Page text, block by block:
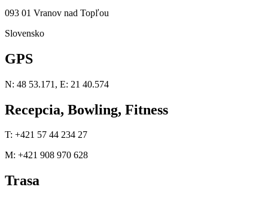
093 01 Vranov nad Topľou
Slovensko
GPS
N: 48 53.171, E: 21 40.574
Recepcia, Bowling, Fitness
T: +421 57 44 234 27
M: +421 908 970 628
Trasa